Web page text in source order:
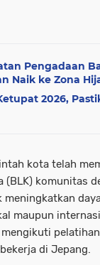
Pengadaan
Naik ke Zona
2026,
kota telah
(BLK) komunitas
maupun
di Jepang.